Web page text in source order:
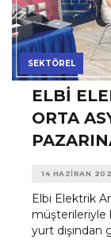
SEKTÖREL
ELBI
ORTA
14 HAZIRAN
Elbi Elektrik
müşterileriyle
yurt dışından